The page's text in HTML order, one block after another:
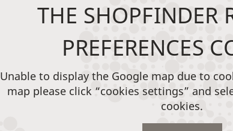
THE SHOPFINDER
PREFERENCES
Unable to display the Google map due to
map please click “cookies settings” and
cookies.